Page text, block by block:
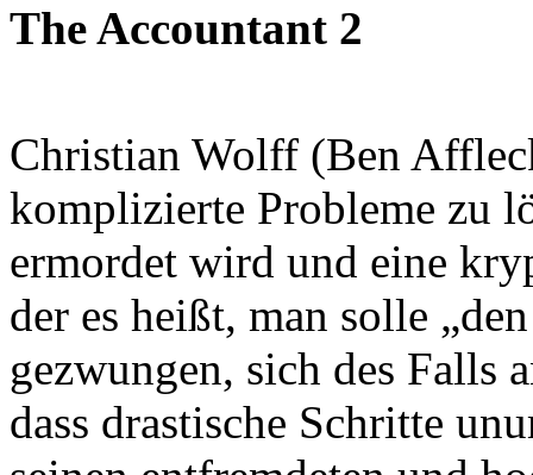
The Accountant 2
Christian Wolff (Ben
komplizierte Probleme zu
ermordet wird und eine
der es heißt, man solle
gezwungen, sich des Falls
dass drastische Schritte